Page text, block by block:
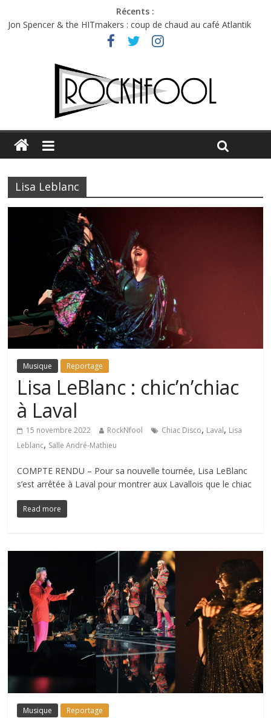
Récents :
Jon Spencer & the HITmakers : coup de chaud au café Atlantik
Hellfest 2026 vendredi : température et émotions en hausse
Hellfest 2026 jeudi : impossible de choisir entre chaleur et bonne
Première édition du Midgard Festival : entre bière, métal et
Charlie Puth à l’Olympia : la leçon de pop du Professeur Puth
Lisa Leblanc
Musique Reportage
Lisa LeBlanc : chic’n’chiac
à Laval
15 novembre 2022 RockNfool Chiac Disco, Laval, Lisa
Leblanc, Salle André-Mathieu
COMPTE RENDU – Pour sa nouvelle tournée, Lisa LeBlanc
s’est arrêtée à Laval pour montrer aux Lavallois que le chiac
Read more
Musique Reportage